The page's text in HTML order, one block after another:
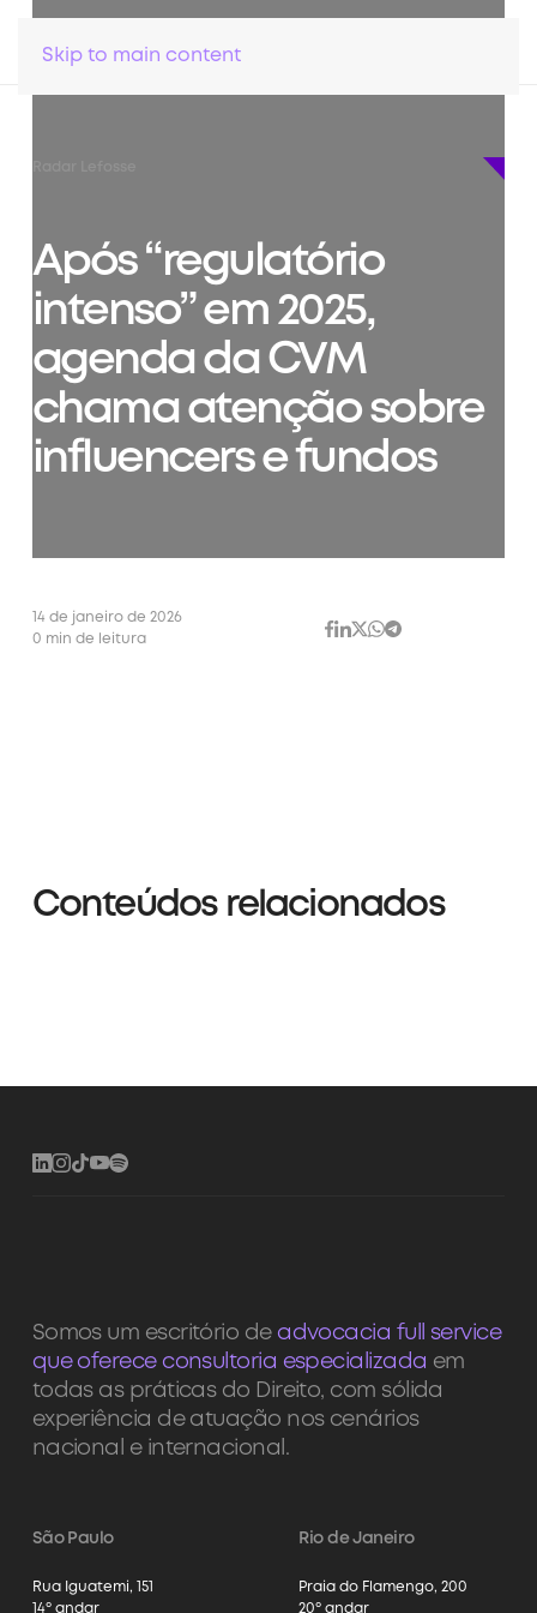
Skip to main content
Após “regulatório
intenso” em 2025,
agenda da CVM
chama atenção sobre
influencers e fundos
14 de janeiro de 2026
0 min de leitura
Conteúdos relacionados
Somos um escritório de advocacia full service
que oferece consultoria especializada em
todas as práticas do Direito, com sólida
experiência de atuação nos cenários
nacional e internacional.
São Paulo
Rua Iguatemi, 151
14º andar
Rio de Janeiro
Praia do Flamengo, 200
20º andar